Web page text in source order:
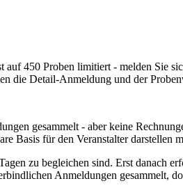
450 Proben limitiert - melden Sie
die Detail-Anmeldung und der
gesammelt - aber keine
Basis für den Veranstalter darstellen
zu begleichen sind. Erst danach
Anmeldungen gesammelt,